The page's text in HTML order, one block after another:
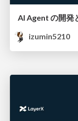
izumin5210